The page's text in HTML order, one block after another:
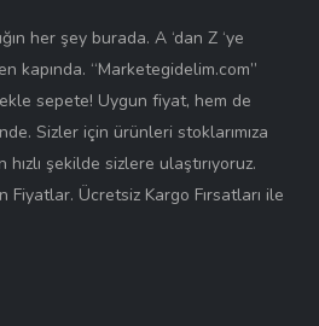
her şey burada. A ‘dan Z ‘ye
kapında. “Marketegidelim.com”
sepete! Uygun fiyat, hem de
Sizler için ürünleri stoklarımıza
şekilde sizlere ulaştırıyoruz.
Fiyatlar. Ücretsiz Kargo Fırsatları ile